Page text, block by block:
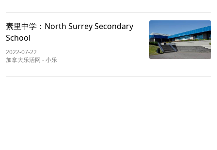
素里中学：North Surrey Secondary
School
2022-07-22
加拿大乐活网 -小乐